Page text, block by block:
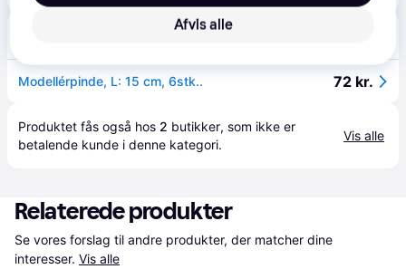
Modellérpinde, L: 15 cm, 6stk.. 72 kr.
Produktet fås også hos 2 butikker, som ikke er
betalende kunde i denne kategori.
Vis alle
Relaterede produkter
Se vores forslag til andre produkter, der matcher dine
interesser. Vis alle
Afvis alle